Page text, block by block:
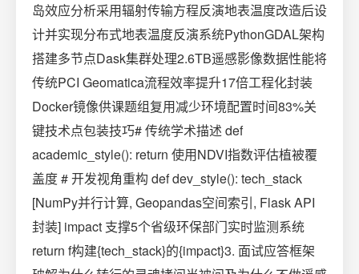
岛效应分析采用辐射传输方程反演地表温度改造后设
计并实现分布式地表温度反演系统PythonGDAL架构
搭建多节点Dask集群处理2.6TB遥感影像数据性能将
传统PCI Geomatica流程效率提升17倍工程化封装
Docker镜像供课题组复用减少环境配置时间83%关
键技术点包装技巧# 传统学术描述 def
academic_style(): return 使用NDVI指数评估植被覆
盖度 # 开发视角重构 def dev_style(): tech_stack
[NumPy并行计算, Geopandas空间索引, Flask API
封装] impact 支撑5个省级环保部门实时监测系统
return f构建{tech_stack}的{impact}3. 面试应答框架